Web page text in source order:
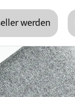
werden